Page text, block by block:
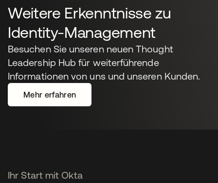
Weitere Erkenntnisse zu
Identity-Management
Besuchen Sie unseren neuen Thought
Leadership Hub für weiterführende
Informationen von uns und unseren Kunden.
Mehr erfahren
Ihr Start mit Okta